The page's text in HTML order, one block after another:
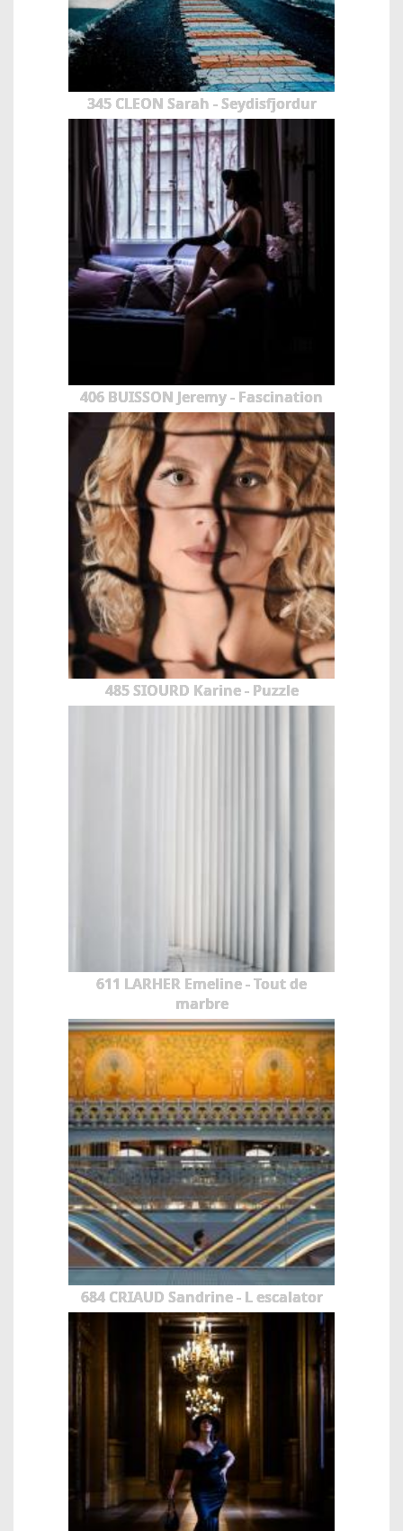
345 CLEON Sarah - Seydisfjordur
406 BUISSON Jeremy - Fascination
485 SIOURD Karine - Puzzle
611 LARHER Emeline - Tout de
marbre
684 CRIAUD Sandrine - L escalator